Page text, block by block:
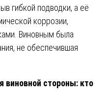
гибкой подводки, а её
коррозии,
Виновным была
не обеспечившая
виновной стороны: кто